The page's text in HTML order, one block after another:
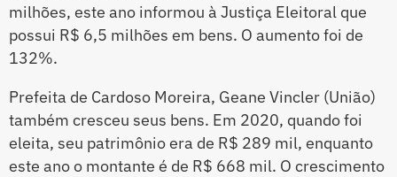
milhões, este ano informou à Justiça Eleitoral que
possui R$ 6,5 milhões em bens. O aumento foi de
132%.
Prefeita de Cardoso Moreira, Geane Vincler (União)
também cresceu seus bens. Em 2020, quando foi
eleita, seu patrimônio era de R$ 289 mil, enquanto
este ano o montante é de R$ 668 mil. O crescimento